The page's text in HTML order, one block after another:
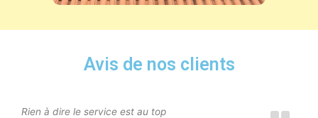
Avis de nos clients
Rien à dire le service est au top